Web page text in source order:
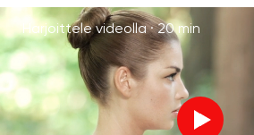
Harjoittele videolla ·20 min